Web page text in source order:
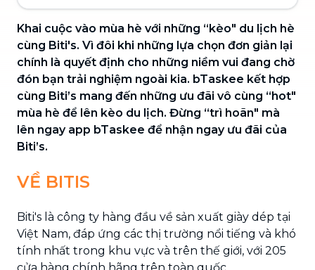
Khai cuộc vào mùa hè với những “kèo" du lịch hè
cùng Biti's. Vì đôi khi những lựa chọn đơn giản lại
chính là quyết định cho những niềm vui đang chờ
đón bạn trải nghiệm ngoài kia. bTaskee kết hợp
cùng Biti’s mang đến những ưu đãi vô cùng “hot"
mùa hè để lên kèo du lịch. Đừng “trì hoãn" mà
lên ngay app bTaskee để nhận ngay ưu đãi của
Biti’s.
VỀ BITIS
Biti's là công ty hàng đầu về sản xuất giày dép tại
Việt Nam, đáp ứng các thị trường nổi tiếng và khó
tính nhất trong khu vực và trên thế giới, với 205